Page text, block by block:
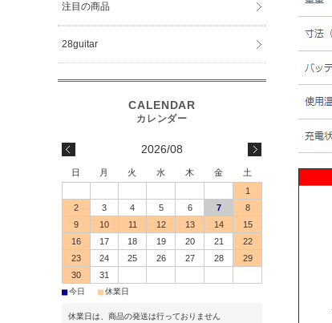
注目の商品
28guitar
2026/08
日 月 火 水 木 金
土
1
2
3 4 5 6 7
8
9
10 11 12 13 14
15
16
17 18 19 20 21
22
23
24 25 26 27 28
29
30
31
■今日 ■休業日
休業日は、商品の発送は行っておりません